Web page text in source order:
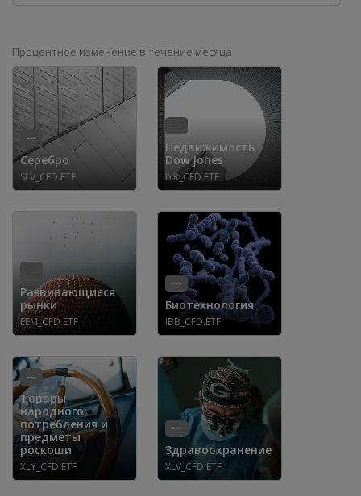
Процентное изменение в течение месяца
---
Серебро
SLV_CFD.ETF
---
Недвижимость
Dow Jones
IYR_CFD.ETF
---
Развивающиеся
рынки
EEM_CFD.ETF
---
Биотехнология
IBB_CFD.ETF
---
Товары
народного
потребления и
предметы
роскоши
XLY_CFD.ETF
---
Здравоохранение
XLV_CFD.ETF